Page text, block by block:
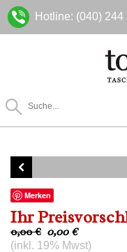
Hotline: (040)
Merken
Ihr
0,00 € 0,00 €
(inkl. 19% Mwst)